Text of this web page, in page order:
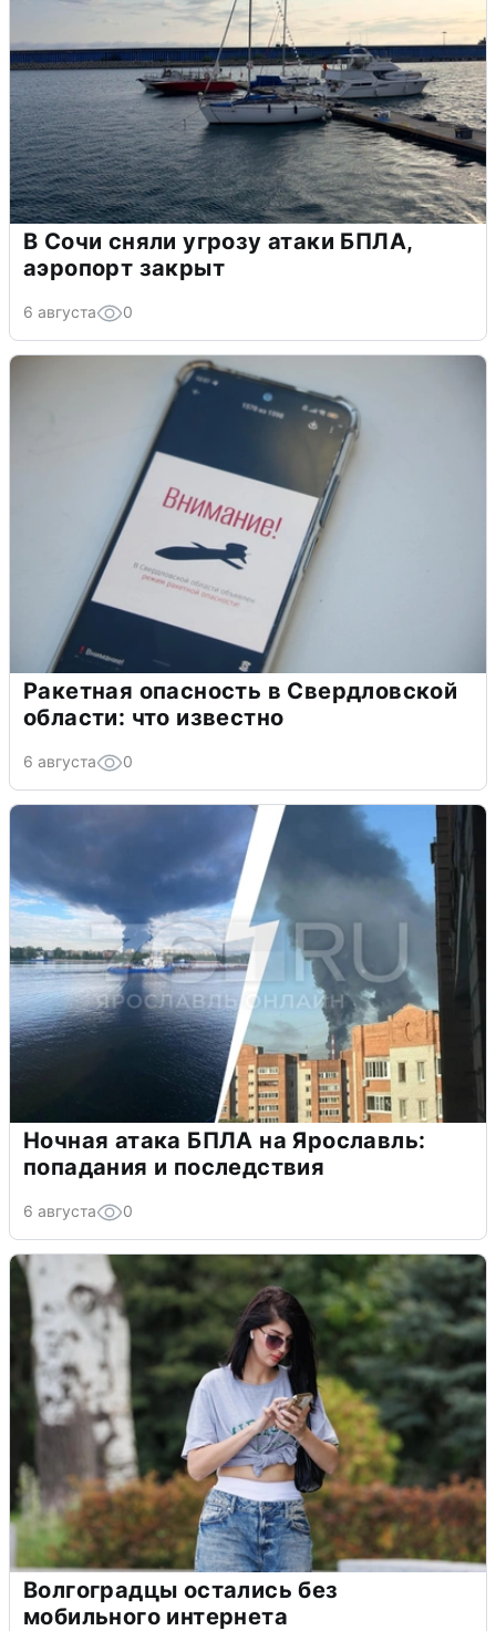
В Сочи сняли угрозу атаки БПЛА,
аэропорт закрыт
6 августа 0
Ракетная опасность в Свердловской
области: что известно
6 августа 0
Ночная атака БПЛА на Ярославль:
попадания и последствия
6 августа 0
Волгоградцы остались без
мобильного интернета